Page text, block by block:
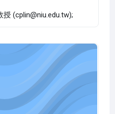
(cplin@niu.edu.tw);